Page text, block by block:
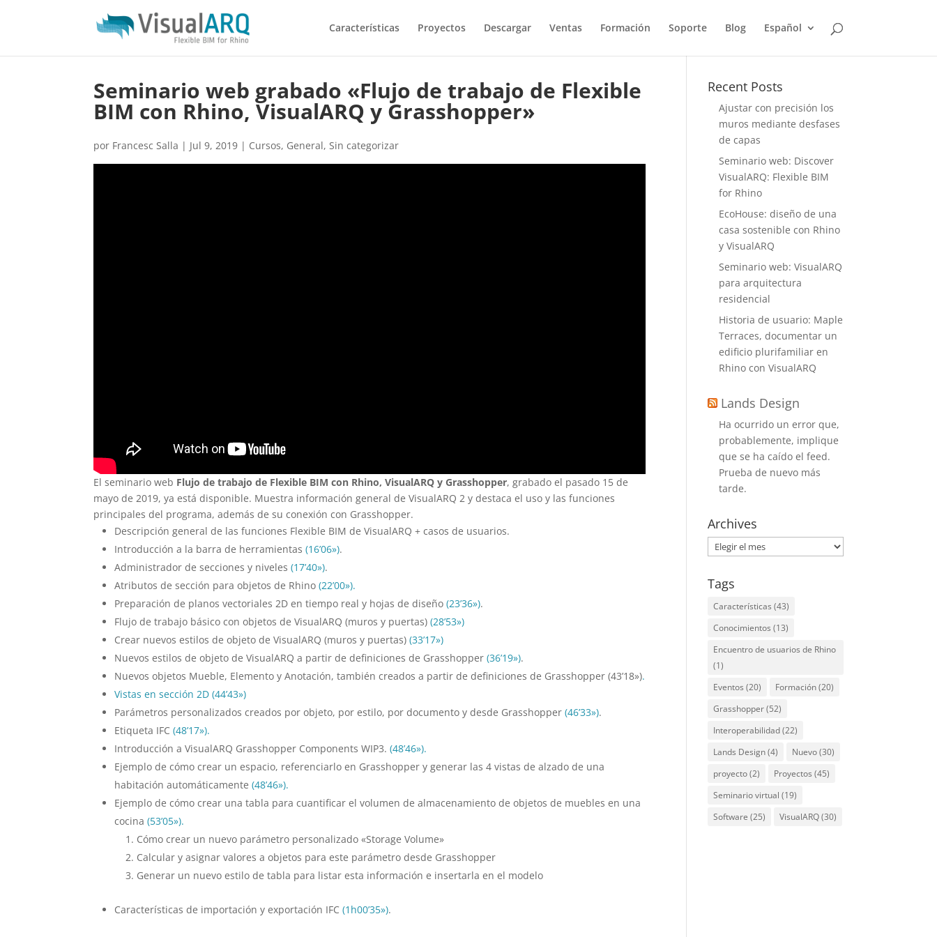
Características Proyectos Descargar Ventas Formación Soporte Blog Español
Seminario web grabado «Flujo de trabajo de Flexible
BIM con Rhino, VisualARQ y Grasshopper»
por Francesc Salla | Jul 9, 2019 | Cursos, General,Sin categorizar
El seminario web Flujo de trabajo de Flexible BIM con Rhino, VisualARQ y Grasshopper, grabado el pasado 15 de
mayo de 2019, ya está disponible. Muestra información general de VisualARQ 2 y destaca el uso y las funciones
principales del programa, además de su conexión con Grasshopper.
Descripción general de las funciones Flexible BIM de VisualARQ + casos de usuarios.
Introducción a la barra de herramientas(16’06»).
Administrador de secciones y niveles(17’40»).
Atributos de sección para objetos de Rhino(22’00»).
Preparación de planos vectoriales 2D en tiempo real y hojas de diseño(23’36»).
Flujo de trabajo básico con objetos de VisualARQ (muros y puertas)(28’53»)
Crear nuevos estilos de objeto de VisualARQ (muros y puertas)(33’17»)
Nuevos estilos de objeto de VisualARQ a partir de definiciones de Grasshopper(36’19»).
Nuevos objetos Mueble, Elemento y Anotación, también creados a partir de definiciones de Grasshopper (43’18»).
Vistas en sección 2D(44’43»)
Parámetros personalizados creados por objeto, por estilo, por documento y desde Grasshopper(46’33»).
Etiqueta IFC(48’17»).
Introducción a VisualARQ Grasshopper Components WIP3.(48’46»).
Ejemplo de cómo crear un espacio, referenciarlo en Grasshopper y generar las 4 vistas de alzado de una
habitación automáticamente(48’46»).
Ejemplo de cómo crear una tabla para cuantificar el volumen de almacenamiento de objetos de muebles en una
cocina(53’05»).
Cómo crear un nuevo parámetro personalizado «Storage Volume»
Calcular y asignar valores a objetos para este parámetro desde Grasshopper
Generar un nuevo estilo de tabla para listar esta información e insertarla en el modelo
Características de importación y exportación IFC(1h00’35»).
Recent Posts
Ajustar con precisión los
muros mediante desfases
de capas
Seminario web: Discover
VisualARQ: Flexible BIM
for Rhino
EcoHouse: diseño de una
casa sostenible con Rhino
y VisualARQ
Seminario web: VisualARQ
para arquitectura
residencial
Historia de usuario: Maple
Terraces, documentar un
edificio plurifamiliar en
Rhino con VisualARQ
Lands Design
Ha ocurrido un error que,
probablemente, implique
que se ha caído el feed.
Prueba de nuevo más
tarde.
Archives
Archives
Tags
Características (43)
Conocimientos (13)
Encuentro de usuarios de Rhino
(1)
Eventos (20) Formación(20)
Grasshopper(52)
Interoperabilidad(22)
Lands Design(4) Nuevo(30)
proyecto(2) Proyectos (45)
Seminario virtual (19)
Software (25) VisualARQ(30)